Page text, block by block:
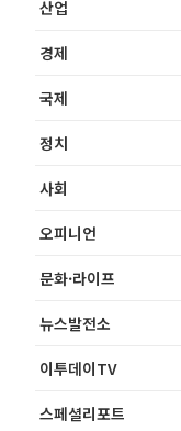
산업
경제
국제
정치
사회
오피니언
문화·라이프
뉴스발전소
이투데이TV
스페셜리포트